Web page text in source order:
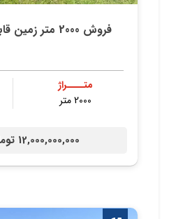
فروش 2000 متر زمین قابل تفکیک در رامسر
متــــراژ
2000 متر
12,000,000,000 تومان /